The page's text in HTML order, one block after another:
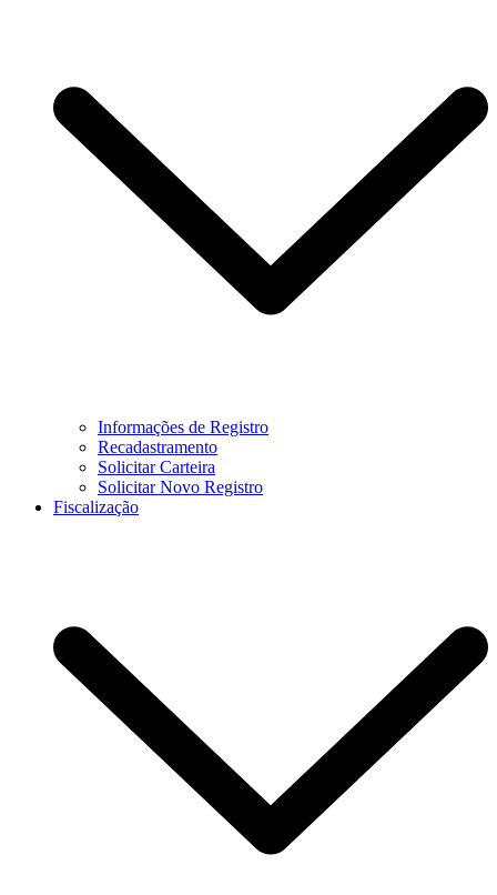
Informações de Registro
Recadastramento
Solicitar Carteira
Solicitar Novo Registro
Fiscalização